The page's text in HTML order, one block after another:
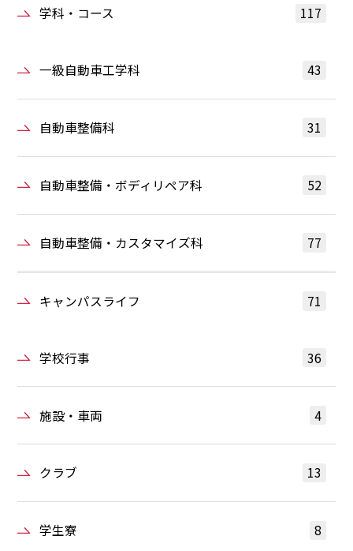
学科・コース 117
一級自動車工学科 43
自動車整備科 31
自動車整備・ボディリペア科 52
自動車整備・カスタマイズ科 77
キャンパスライフ 71
学校行事 36
施設・車両 4
クラブ 13
学生寮 8